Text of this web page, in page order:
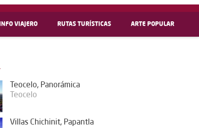
INFO VIAJERO RUTAS TURÍSTICAS ARTE POPULAR
Teocelo, Panorámica
Teocelo
Villas Chichinit, Papantla